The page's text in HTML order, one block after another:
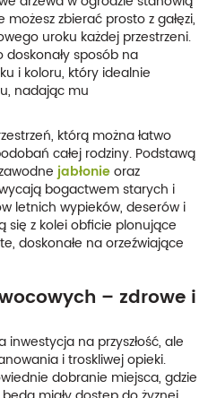
zbierać prosto z gałęzi,
uroku każdej przestrzeni.
sposób na
i koloru, który idealnie
nadając mu
którą można łatwo
całej rodziny. Podstawą
jabłonieoraz
bogactwem starych i
letnich wypieków, deserów i
się z kolei obficie plonujące
doskonałe na orzeźwiające
– zdrowe i
na przyszłość, ale
i troskliwej opieki.
dobranie miejsca, gdzie